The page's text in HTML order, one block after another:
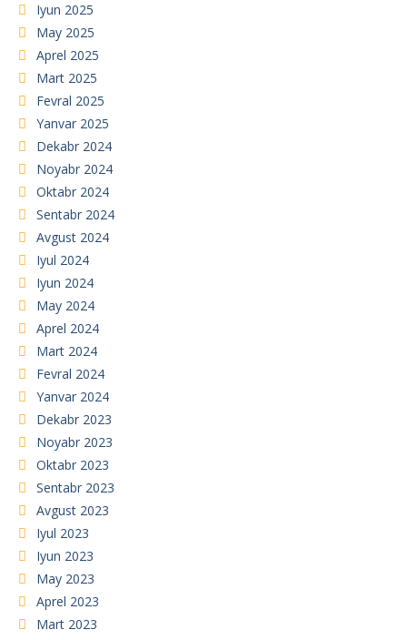
Iyun 2025
May 2025
Aprel 2025
Mart 2025
Fevral 2025
Yanvar 2025
Dekabr 2024
Noyabr 2024
Oktabr 2024
Sentabr 2024
Avgust 2024
Iyul 2024
Iyun 2024
May 2024
Aprel 2024
Mart 2024
Fevral 2024
Yanvar 2024
Dekabr 2023
Noyabr 2023
Oktabr 2023
Sentabr 2023
Avgust 2023
Iyul 2023
Iyun 2023
May 2023
Aprel 2023
Mart 2023